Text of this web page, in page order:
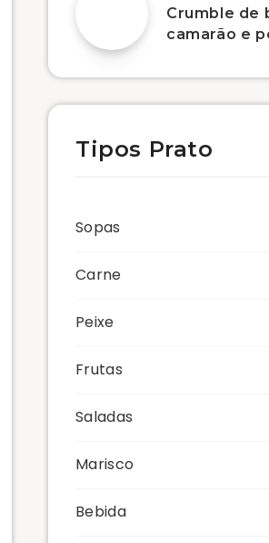
Crumble de
camarão e
Tipos Prato
Sopas
Carne
Peixe
Frutas
Saladas
Marisco
Bebida